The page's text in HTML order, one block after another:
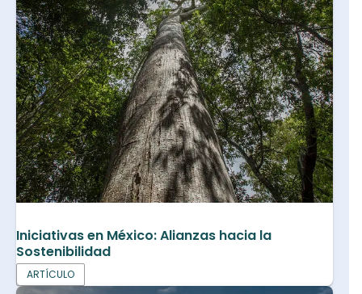
Iniciativas en México: Alianzas hacia la
Sostenibilidad
ARTÍCULO